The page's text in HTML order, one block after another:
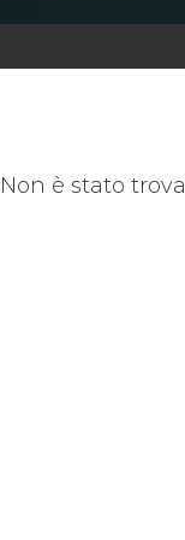
Non è stato